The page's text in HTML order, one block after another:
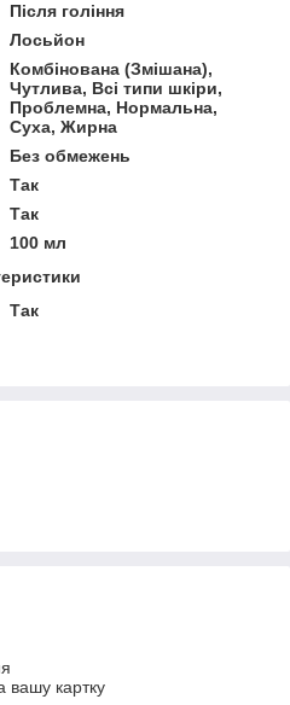
Після гоління
Лосьйон
Комбінована (Змішана),
Чутлива, Всі типи шкіри,
Проблемна, Нормальна,
Суха, Жирна
Без обмежень
Так
Так
100 мл
Так
вашу картку